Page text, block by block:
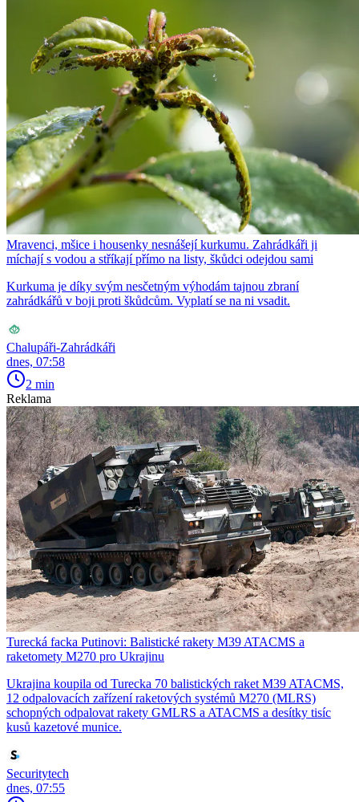
Mravenci, mšice i housenky nesnášejí kurkumu. Zahrádkáři ji
míchají s vodou a stříkají přímo na listy, škůdci odejdou sami
Kurkuma je díky svým nesčetným výhodám tajnou zbraní
zahrádkářů v boji proti škůdcům. Vyplatí se na ni vsadit.
Chalupáři-Zahrádkáři
dnes, 07:58
2 min
Reklama
Turecká facka Putinovi: Balistické rakety M39 ATACMS a
raketomety M270 pro Ukrajinu
Ukrajina koupila od Turecka 70 balistických raket M39 ATACMS,
12 odpalovacích zařízení raketových systémů M270 (MLRS)
schopných odpalovat rakety GMLRS a ATACMS a desítky tisíc
kusů kazetové munice.
Securitytech
dnes, 07:55